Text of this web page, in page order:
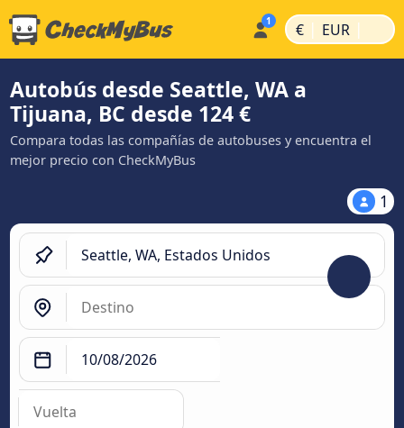
€ | EUR |
Autobús desde Seattle, WA a
Tijuana, BC desde 124 €
Compara todas las compañías de autobuses y encuentra el
mejor precio con CheckMyBus
1